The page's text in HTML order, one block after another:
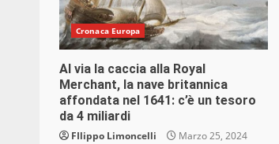
Cronaca Europa
Al via la caccia alla Royal
Merchant, la nave britannica
affondata nel 1641: c’è un tesoro
da 4 miliardi
FIlippo Limoncelli Marzo 25, 2024